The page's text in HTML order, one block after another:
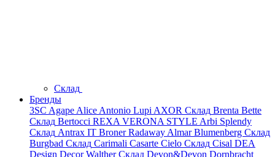
Склад
Бренды
3SC Agape Alice Antonio Lupi AXOR Склад Brenta Bette
Склад Bertocci REXA VERONA STYLE Arbi Splendy
Склад Antrax IT BronerRadaway AlmarBlumenberg Склад
Burgbad Склад Carimali Casarte Cielo Склад Cisal DEA
Design Decor WaltherСклад Devon&Devon Dornbracht